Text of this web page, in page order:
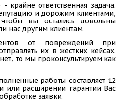
крайне ответственная задача.
и дорожим клиентами,
вы остались довольны
нас другим клиентам.
от повреждений при
их в жестких кейсах.
то мы проконсультируем как
работы составляет 12
или расширении гарантии Вас
заявки.